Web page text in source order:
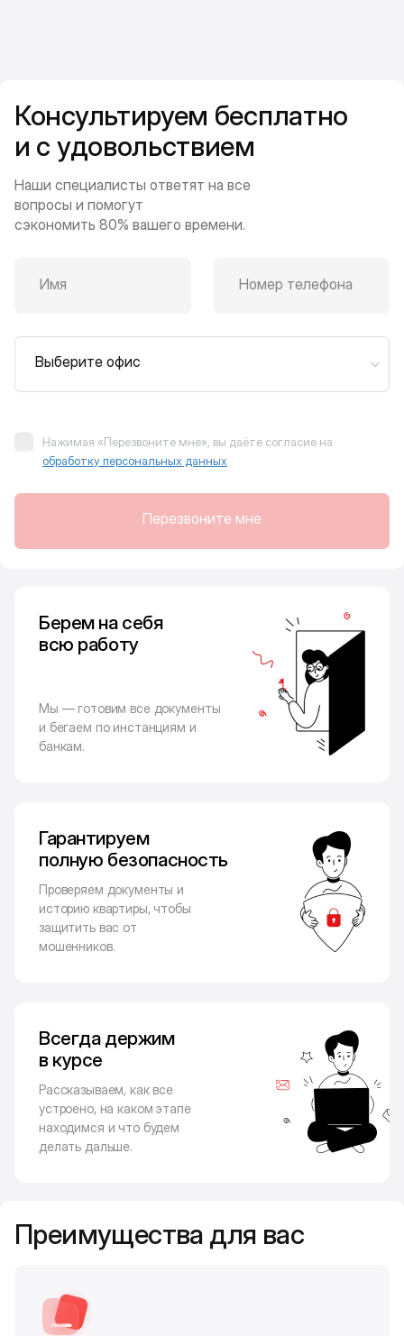
Консультируем бесплатно
и с удовольствием
Наши специалисты ответят на все
вопросы и помогут
сэкономить 80% вашего времени.
Имя Номер телефона
Выберите офис
Нажимая «Перезвоните мне», вы даёте согласие на
обработку персональных данных
Перезвоните мне
Берем на себя
всю работу
Мы — готовим все документы
и бегаем по инстанциям и
банкам.
Гарантируем
полную безопасность
Проверяем документы и
историю квартиры, чтобы
защитить вас от
мошенников.
Всегда держим
в курсе
Рассказываем, как все
устроено, на каком этапе
находимся и что будем
делать дальше.
Преимущества для вас